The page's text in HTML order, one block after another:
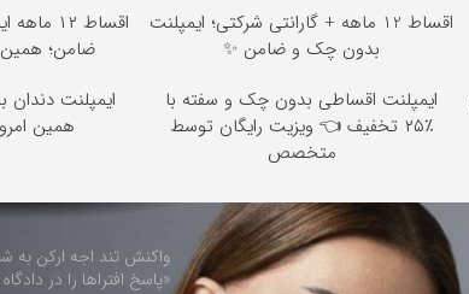
اقساط 12 ماهه + گارانتی شرکتی؛ ایمپلنت
بدون چک و ضامن ✨
اقساط
ضامن؛ همین
ایمپلنت اقساطی بدون چک و سفته با
٪۲۵ تخفیف 👈 ویزیت رایگان توسط
متخصص
همین
واکنش تند اجه ارکن به
«پاسخ افتراها را در